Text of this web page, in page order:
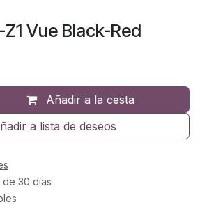
Vue Black-Red
Añadir a la cesta
a lista de deseos
30 días